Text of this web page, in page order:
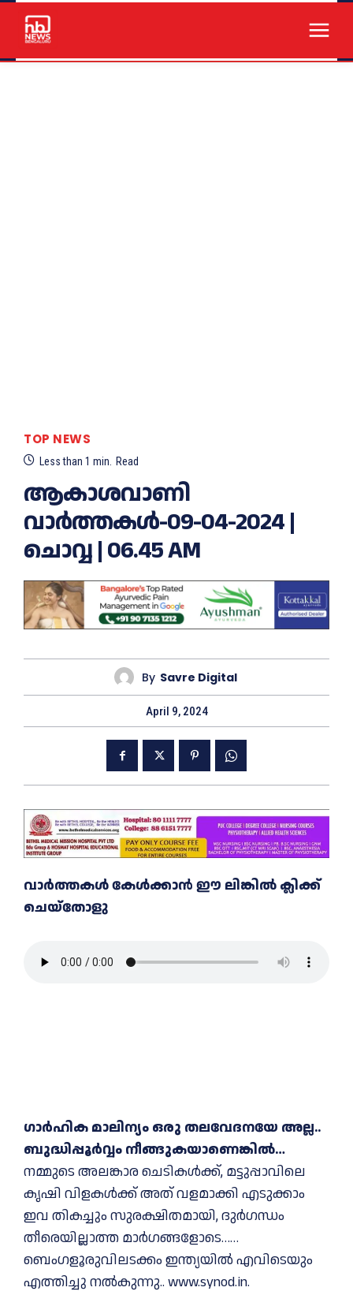
TOP NEWS
Less than 1 min. Read
ആകാശവാണി
വാര്‍ത്തകള്‍-09-04-2024 |
ചൊവ്വ | 06.45 AM
By Savre Digital
April 9, 2024
വാർത്തകൾ കേൾക്കാൻ ഈ ലിങ്കിൽ ക്ലിക്ക്
ചെയ്തോളു
ഗാർഹിക മാലിന്യം ഒരു തലവേദനയേ അല്ല..
ബുദ്ധിപ്പൂർവ്വം നീങ്ങുകയാണെങ്കിൽ…
നമ്മുടെ അലങ്കാര ചെടികൾക്ക്, മട്ടുപ്പാവിലെ
കൃഷി വിളകൾക്ക് അത് വളമാക്കി എടുക്കാം
ഇവ തികച്ചും സുരക്ഷിതമായി, ദുർഗന്ധം
തീരെയില്ലാത്ത മാർഗങ്ങളോടെ……
ബെംഗളൂരുവിലടക്കം ഇന്ത്യയിൽ എവിടെയും
എത്തിച്ചു നൽകുന്നു.. www.synod.in.